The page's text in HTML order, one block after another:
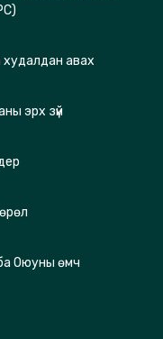
худалдан авах
эрх зүй
Оюуны өмч